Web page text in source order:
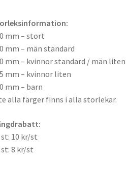
mm – stort
mm – män standard
mm – kvinnor standard / män liten
mm – kvinnor liten
mm – barn
alla färger finns i alla storlekar.
st: 10 kr/st
st: 8 kr/st